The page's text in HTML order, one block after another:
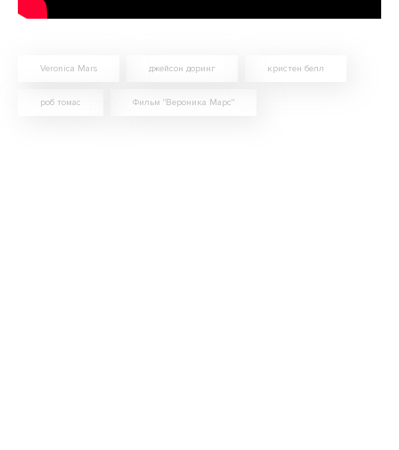
Veronica Mars джейсон доринг кристен белл
роб томас Фильм "Вероника Марс"